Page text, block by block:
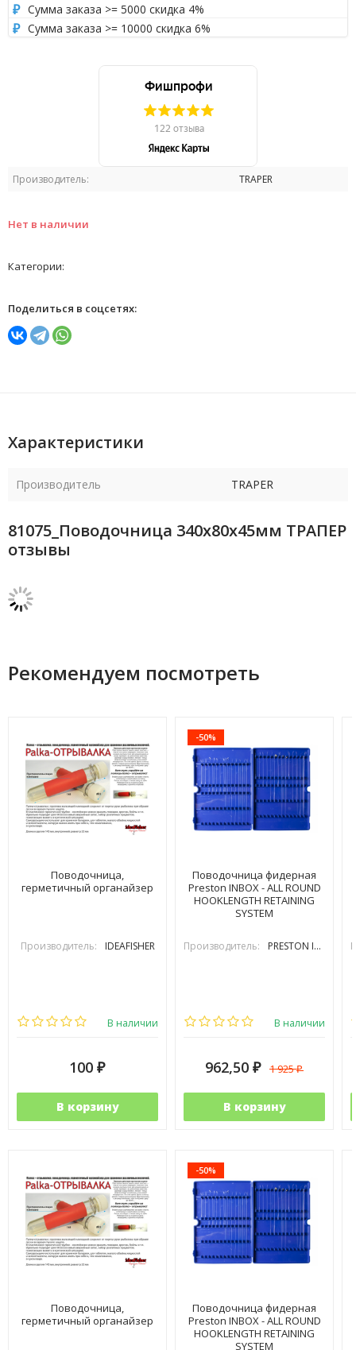
Производитель: TRAPER
Нет в наличии
Сумма заказа >= 5000 скидка 4%
Сумма заказа >= 10000 скидка 6%
Категории:
Поделиться в соцсетях:
Характеристики
Производитель TRAPER
81075_Поводочница 340х80х45мм ТРАПЕР
отзывы
Рекомендуем посмотреть
Поводочница,
герметичный органайзер
Производитель: IDEAFISHER
В наличии
100 ₽
В корзину
-50%
Поводочница фидерная
Preston INBOX - ALL ROUND
HOOKLENGTH RETAINING
SYSTEM
Производитель: PRESTON INOVATIONS
В наличии
962,50 ₽ 1 925₽
В корзину
Поводочница,
герметичный органайзер
-50%
Поводочница фидерная
Preston INBOX - ALL ROUND
HOOKLENGTH RETAINING
SYSTEM